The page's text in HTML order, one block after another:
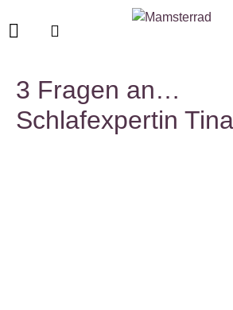
3 Fragen an…
Schlafexpertin